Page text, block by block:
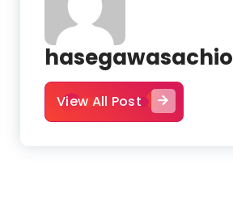
hasegawasachio
View All Post